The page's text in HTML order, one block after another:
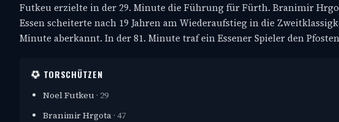
Futkeu erzielte in der 29. Minute die Führung für Fürth. Branimir
Essen scheiterte nach 19 Jahren am Wiederaufstieg in die
Minute aberkannt. In der 81. Minute traf ein Essener Spieler den
TORSCHÜTZEN
Noel Futkeu · 29
Branimir Hrgota · 47